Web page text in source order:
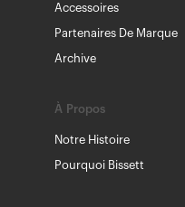
Accessoires
Partenaires De Marque
Archive
À Propos
Notre Histoire
Pourquoi Bissett